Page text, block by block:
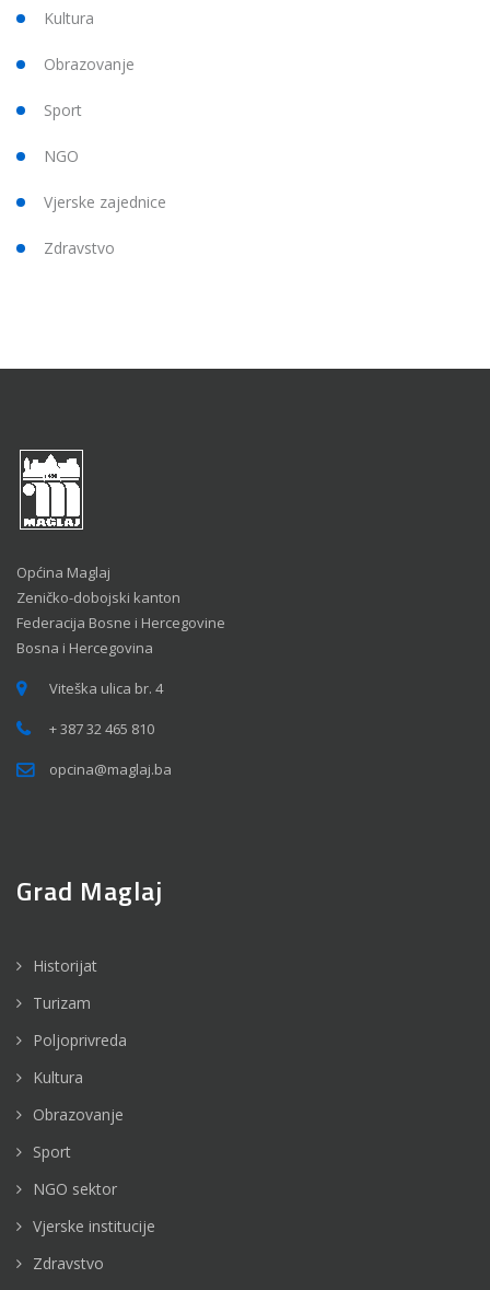
Kultura
Obrazovanje
Sport
NGO
Vjerske zajednice
Zdravstvo
Općina Maglaj
Zeničko-dobojski kanton
Federacija Bosne i Hercegovine
Bosna i Hercegovina
Viteška ulica br. 4
+ 387 32 465 810
opcina@maglaj.ba
Grad Maglaj
Historijat
Turizam
Poljoprivreda
Kultura
Obrazovanje
Sport
NGO sektor
Vjerske institucije
Zdravstvo